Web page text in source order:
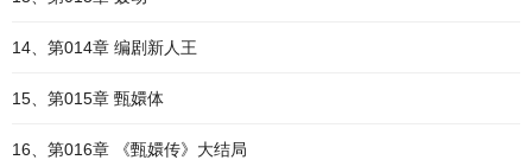
14、第014章 编剧新人王
15、第015章 甄嬛体
16、第016章 《甄嬛传》大结局